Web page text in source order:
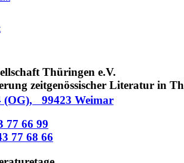
Thüringen e.V.
zeitgenössischer Literatur in
(OG), 99423 Weimar
77 66 99
77 68 66